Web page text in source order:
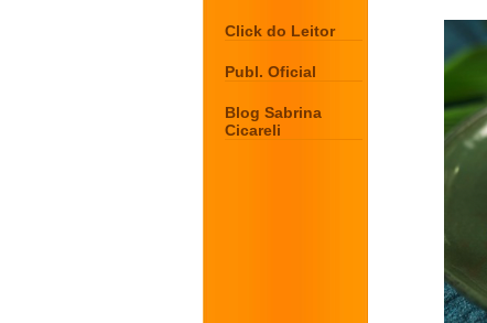
Click do Leitor
Publ. Oficial
Blog Sabrina
Cicareli